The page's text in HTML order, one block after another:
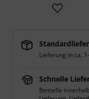
Lieferung in ca.
Schnelle
Bestelle